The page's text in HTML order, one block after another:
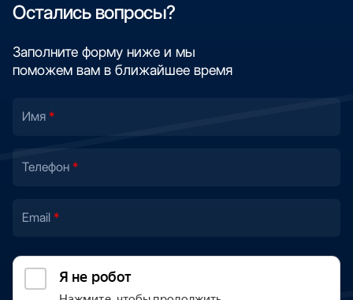
Остались вопросы?
Заполните форму ниже и мы
поможем вам в ближайшее время
Имя
Телефон
Email